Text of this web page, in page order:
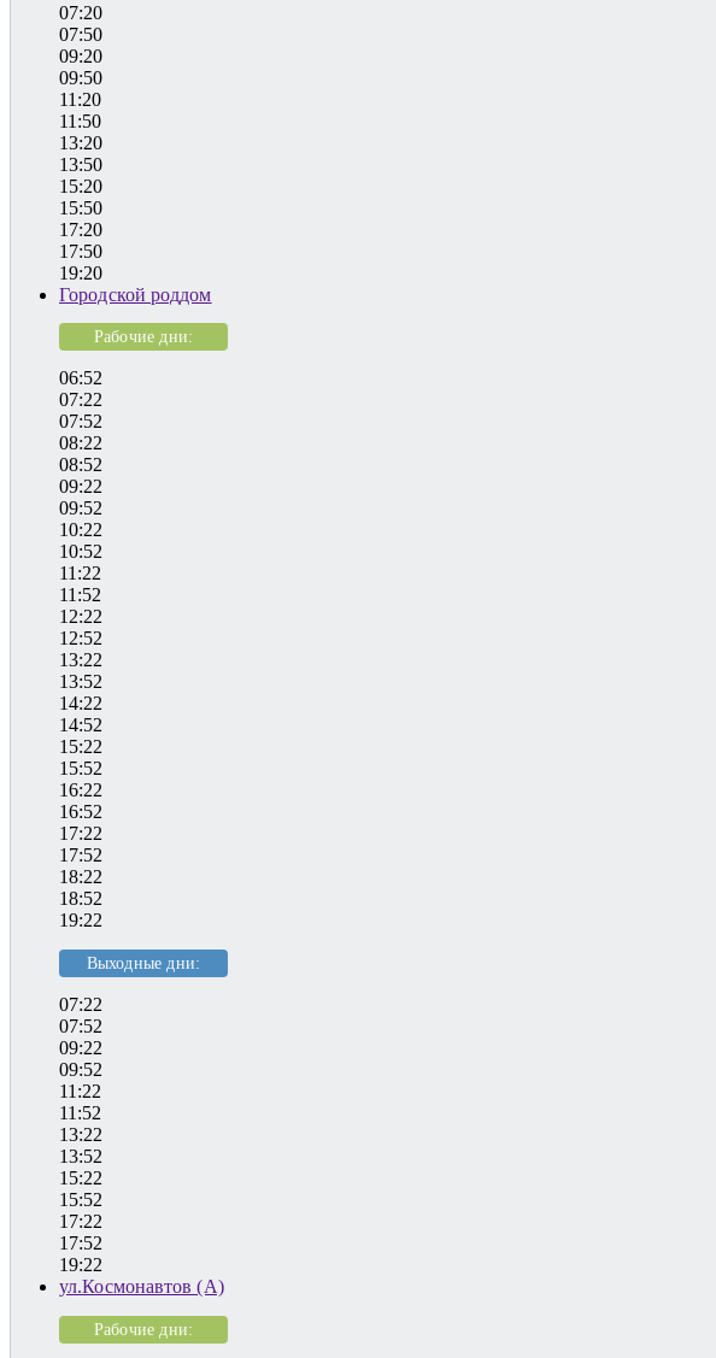
07:20
07:50
09:20
09:50
11:20
11:50
13:20
13:50
15:20
15:50
17:20
17:50
19:20
Городской роддом
Рабочие дни:
06:52
07:22
07:52
08:22
08:52
09:22
09:52
10:22
10:52
11:22
11:52
12:22
12:52
13:22
13:52
14:22
14:52
15:22
15:52
16:22
16:52
17:22
17:52
18:22
18:52
19:22
Выходные дни:
07:22
07:52
09:22
09:52
11:22
11:52
13:22
13:52
15:22
15:52
17:22
17:52
19:22
ул.Космонавтов (А)
Рабочие дни: